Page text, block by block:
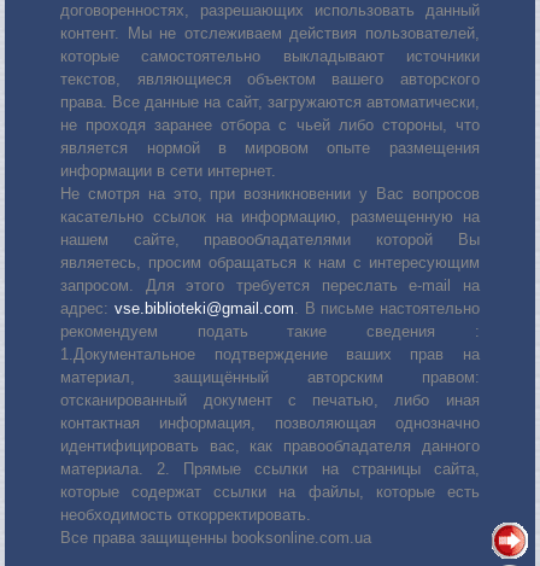
договоренностях, разрешающих использовать данный
контент. Мы не отслеживаем действия пользователей,
которые самостоятельно выкладывают источники
текстов, являющиеся объектом вашего авторского
права. Все данные на сайт, загружаются автоматически,
не проходя заранее отбора с чьей либо стороны, что
является нормой в мировом опыте размещения
информации в сети интернет.
Не смотря на это, при возникновении у Вас вопросов
касательно ссылок на информацию, размещенную на
нашем сайте, правообладателями которой Вы
являетесь, просим обращаться к нам с интересующим
запросом. Для этого требуется переслать е-mail на
адрес: vse.biblioteki@gmail.com. В письме настоятельно
рекомендуем подать такие сведения :
1.Документальное подтверждение ваших прав на
материал, защищённый авторским правом:
отсканированный документ с печатью, либо иная
контактная информация, позволяющая однозначно
идентифицировать вас, как правообладателя данного
материала. 2. Прямые ссылки на страницы сайта,
которые содержат ссылки на файлы, которые есть
необходимость откорректировать.
Все права защищенны booksonline.com.ua